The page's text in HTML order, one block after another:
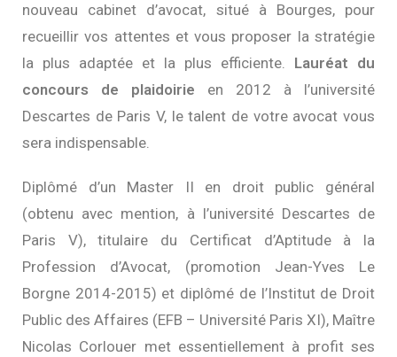
nouveau cabinet d’avocat, situé à Bourges, pour
recueillir vos attentes et vous proposer la stratégie
la plus adaptée et la plus efficiente. Lauréat du
concours de plaidoirie en 2012 à l’université
Descartes de Paris V, le talent de votre avocat vous
sera indispensable.
Diplômé d’un Master II en droit public général
(obtenu avec mention, à l’université Descartes de
Paris V), titulaire du Certificat d’Aptitude à la
Profession d’Avocat, (promotion Jean-Yves Le
Borgne 2014-2015) et diplômé de l’Institut de Droit
Public des Affaires (EFB – Université Paris XI), Maître
Nicolas Corlouer met essentiellement à profit ses